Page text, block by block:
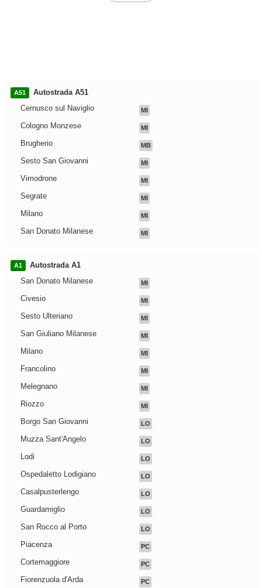
A51
Autostrada A51
Cernusco sul Naviglio
MI
Cologno Monzese MI
Brugherio MB
Sesto San Giovanni MI
Vimodrone MI
Segrate MI
Milano MI
San Donato Milanese MI
A1
Autostrada A1
San Donato Milanese
MI
Civesio MI
Sesto Ulteriano MI
San Giuliano Milanese MI
Milano MI
Francolino MI
Melegnano MI
Riozzo MI
Borgo San Giovanni LO
Muzza Sant'Angelo LO
Lodi LO
Ospedaletto Lodigiano LO
Casalpusterlengo LO
Guardamiglio LO
San Rocco al Porto LO
Piacenza PC
Cortemaggiore PC
Fiorenzuola d'Arda PC